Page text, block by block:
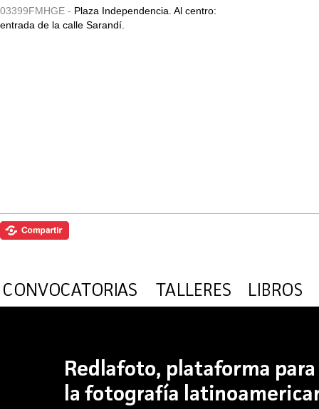
03399FMHGE - Plaza Independencia. Al centro:
entrada de la calle Sarandí.